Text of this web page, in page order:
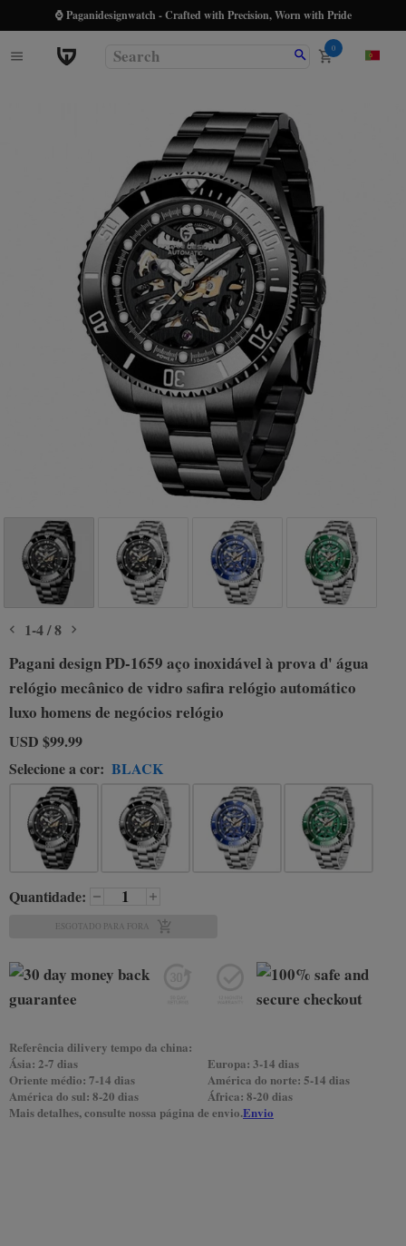
⌚ Paganidesignwatch - Crafted with Precision, Worn with Pride
0
1-4/8
Pagani design PD-1659 aço inoxidável à prova d' água
relógio mecânico de vidro safira relógio automático
luxo homens de negócios relógio
USD $99.99
Selecione a cor: BLACK
Quantidade:
ESGOTADO PARA FORA
Referência dilivery tempo da china:
Ásia: 2-7 dias
Europa: 3-14 dias
Oriente médio: 7-14 dias
América do norte: 5-14 dias
América do sul: 8-20 dias
África: 8-20 dias
Mais detalhes, consulte nossa página de envio.Envio